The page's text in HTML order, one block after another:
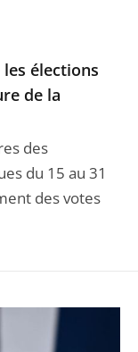
élections
de la
des
du 15 au 31
des votes